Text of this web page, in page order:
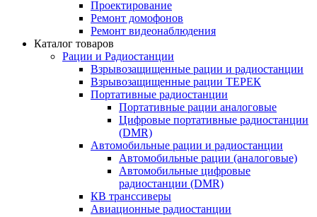
Проектирование
Ремонт домофонов
Ремонт видеонаблюдения
Каталог товаров
Рации и Радиостанции
Взрывозащищенные рации и радиостанции
Взрывозащищенные рации ТЕРЕК
Портативные радиостанции
Портативные рации аналоговые
Цифровые портативные радиостанции
(DMR)
Автомобильные рации и радиостанции
Автомобильные рации (аналоговые)
Автомобильные цифровые
радиостанции (DMR)
КВ транссиверы
Авиационные радиостанции